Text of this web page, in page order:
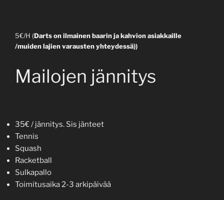
5€/H (Darts on ilmainen baarin ja kahvion asiakkaille
/muiden lajien varausten yhteydessä))
Mailojen jännitys
35€ / jännitys. Sis jänteet
Tennis
Squash
Racketball
Sulkapallo
Toimitusaika 2-3 arkipäivää